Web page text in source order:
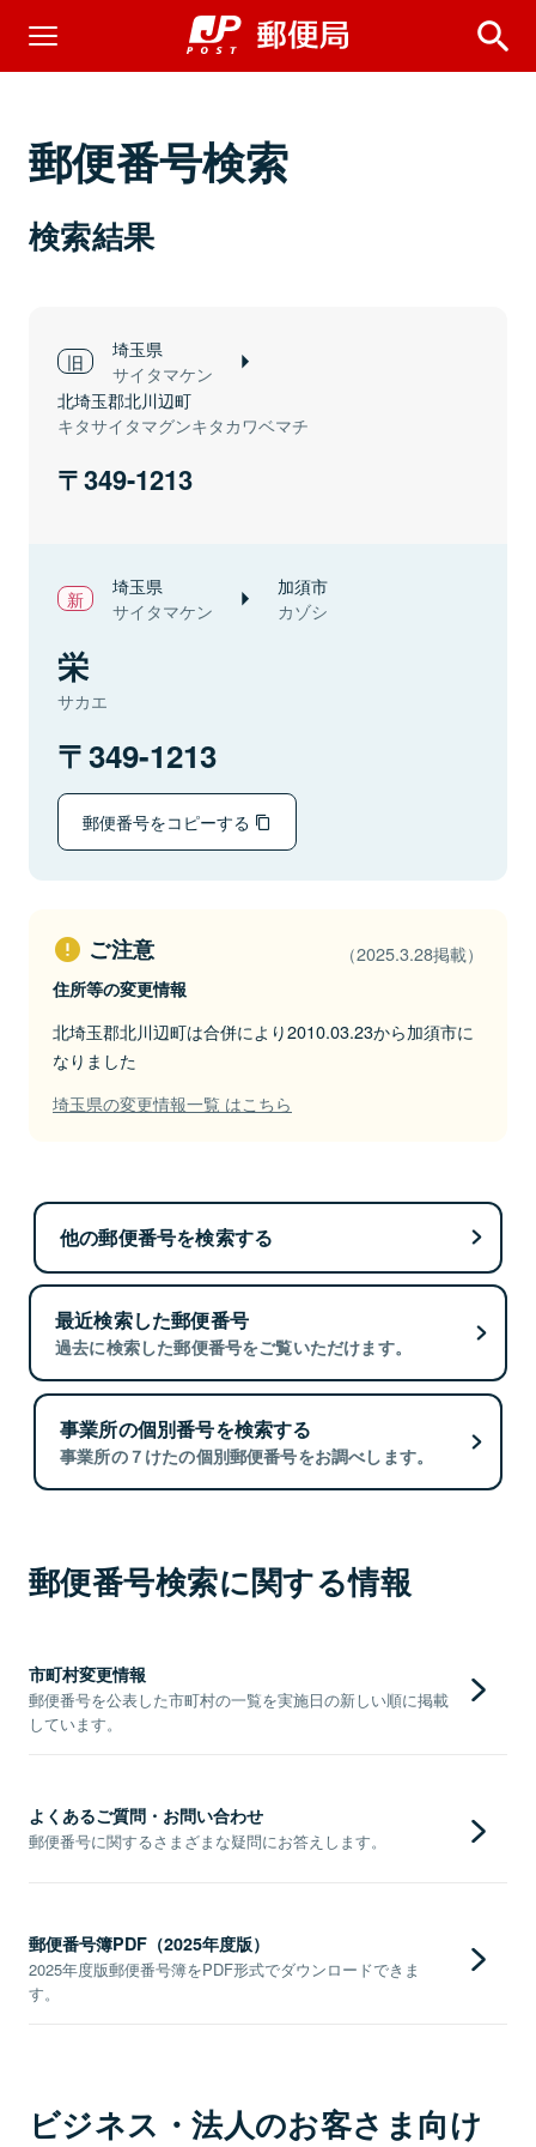
郵便番号検索
検索結果
埼玉県
サイタマケン
北埼玉郡北川辺町
キタサイタマグンキタカワベマチ
349-1213
埼玉県
サイタマケン
加須市
カゾシ
栄
サカエ
349-1213
郵便番号をコピーする
ご注意 （2025.3.28掲載）
住所等の変更情報
北埼玉郡北川辺町は合併により2010.03.23から加須市に
なりました
埼玉県の変更情報一覧 はこちら
他の郵便番号を検索する
最近検索した郵便番号
過去に検索した郵便番号をご覧いただけます。
事業所の個別番号を検索する
事業所の７けたの個別郵便番号をお調べします。
郵便番号検索に関する情報
市町村変更情報
郵便番号を公表した市町村の一覧を実施日の新しい順に掲載
しています。
よくあるご質問・お問い合わせ
郵便番号に関するさまざまな疑問にお答えします。
郵便番号簿PDF（2025年度版）
2025年度版郵便番号簿をPDF形式でダウンロードできま
す。
ビジネス・法人のお客さま向け